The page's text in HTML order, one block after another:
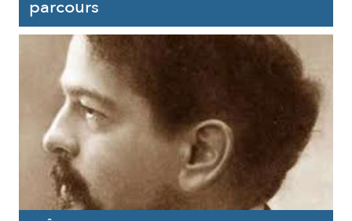
parcours